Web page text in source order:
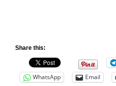
Share this:
WhatsApp
Email